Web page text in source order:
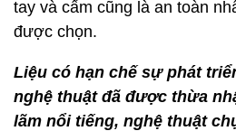
tay và cấm cũng là an toàn
được chọn.
Liệu có hạn chế sự phát
nghệ thuật đã được thừa
lãm nổi tiếng, nghệ thuật